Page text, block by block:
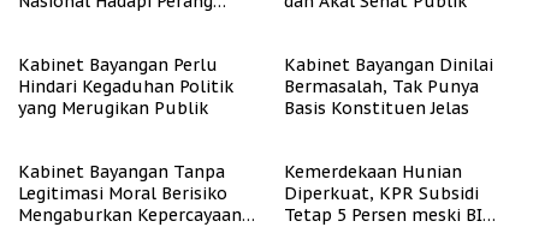
Kabinet Bayangan Perlu
Hindari Kegaduhan Politik
yang Merugikan Publik
Kabinet Bayangan Dinilai
Bermasalah, Tak Punya
Basis Konstituen Jelas
Kabinet Bayangan Tanpa
Legitimasi Moral Berisiko
Mengaburkan Kepercayaan
Kemerdekaan Hunian
Diperkuat, KPR Subsidi
Tetap 5 Persen meski BI